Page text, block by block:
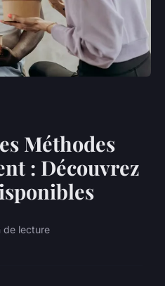
Méthodes
: Découvrez
de lecture